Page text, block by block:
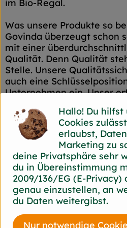
im Bio-Regal.
Was unsere Produkte so
Govinda überzeugt schon
mit einer
Qualität. Denn Qualität
Stelle. Unsere
auch eine
Unternehmen ein. Unser
macht sich im Aussehen
Reinheit und dem
bemerkbar.
günstiger, doch zahlt sich
aus.
Dafür sind wir schon seit
Fachhandel bekannt und
Produkt Marke etabliert.
Herstellungsverfahren,
Hallo! Du hilfst
Cookies
erlaubst,
Marketing zu
deine Privatsphäre sehr
du in Übereinstimmung
2009/136/EG (E-
genau einzustellen, an
du Daten weitergibst.
Nur notwendige